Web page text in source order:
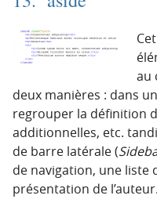
au
deux manières : dans
regrouper la définition
additionnelles, etc.
de barre latérale (
de navigation, une liste
présentation de l’auteur.